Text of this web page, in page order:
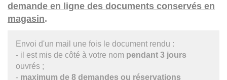
demande en ligne des documents conservés en
magasin.
Envoi d'un mail une fois le document rendu :
- il est mis de côté à votre nom pendant 3 jours
ouvrés ;
- maximum de 8 demandes ou réservations